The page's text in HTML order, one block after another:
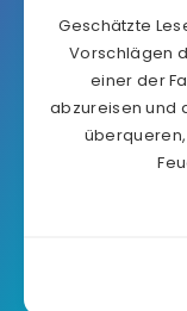
Geschätzte
Vorschlägen
einer der
abzureisen und